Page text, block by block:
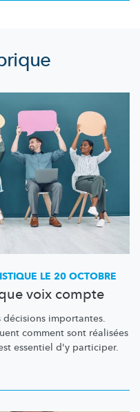
LE 20 OCTOBRE
voix compte
décisions importantes.
comment sont réalisées
essentiel d'y participer.